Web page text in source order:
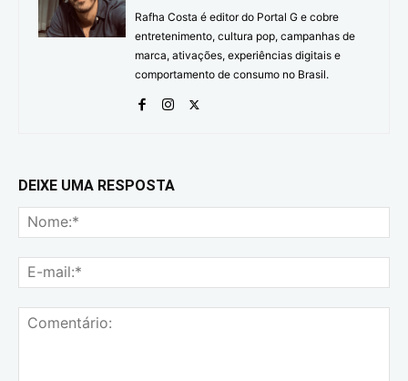
Rafha Costa é editor do Portal G e cobre
entretenimento, cultura pop, campanhas de
marca, ativações, experiências digitais e
comportamento de consumo no Brasil.
DEIXE UMA RESPOSTA